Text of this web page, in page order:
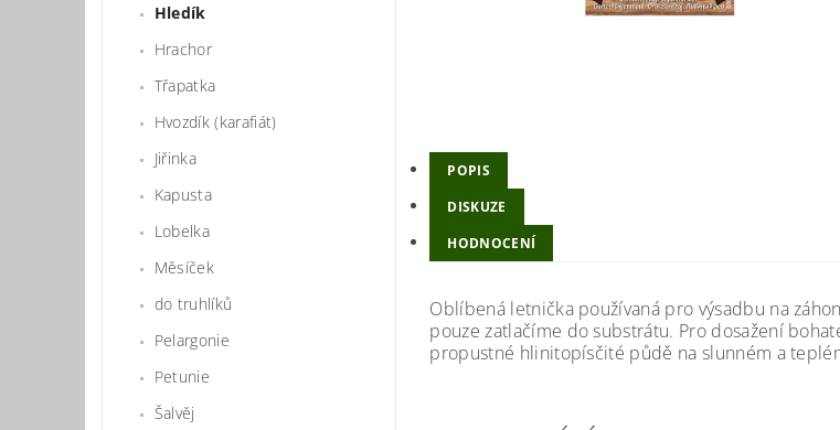
Hledík
Hrachor
Třapatka
Hvozdík (karafiát)
Jiřinka
Kapusta
Lobelka
Měsíček
do truhlíků
Pelargonie
Petunie
Šalvěj
POPIS
DISKUZE
HODNOCENÍ
Oblíbená letnička používaná pro výsadbu na
pouze zatlačíme do substrátu. Pro dosažení
propustné hlinitopísčité půdě na slunném a